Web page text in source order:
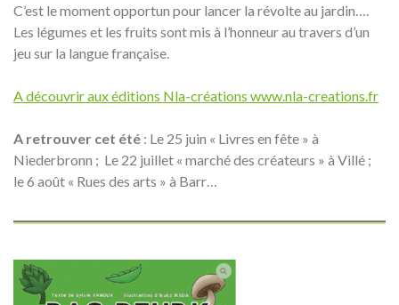
C’est le moment opportun pour lancer la révolte au jardin….
Les légumes et les fruits sont mis à l’honneur au travers d’un
jeu sur la langue française.
A découvrir aux éditions Nla-créations www.nla-creations.fr
A retrouver cet été : Le 25 juin « Livres en fête » à
Niederbronn ; Le 22 juillet « marché des créateurs » à Villé ;
le 6 août « Rues des arts » à Barr…